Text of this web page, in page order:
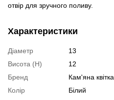
отвір для зручного поливу.
Характеристики
Діаметр
13
Висота (H)
12
Бренд
Кам'яна квітка
Колір
Білий